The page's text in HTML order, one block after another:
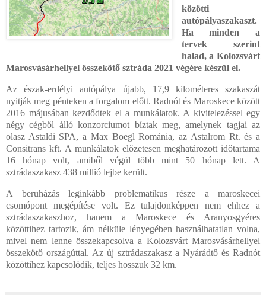
közötti
autópályaszakaszt.
Ha minden a
tervek szerint
halad, a Kolozsvárt
Marosvásárhellyel összekötő sztráda 2021 végére készül el.
Az észak-erdélyi autópálya újabb, 17,9 kilométeres szakaszát
nyitják meg pénteken a forgalom előtt. Radnót és Maroskece között
2016 májusában kezdődtek el a munkálatok. A kivitelezéssel egy
négy cégből álló konzorciumot bíztak meg, amelynek tagjai az
olasz Astaldi SPA, a Max Boegl Románia, az Astalrom Rt. és a
Consitrans kft. A munkálatok előzetesen meghatározott időtartama
16 hónap volt, amiből végül több mint 50 hónap lett. A
sztrádaszakasz 438 millió lejbe került.
A beruházás leginkább problematikus része a maroskecei
csomópont megépítése volt. Ez tulajdonképpen nem ehhez a
sztrádaszakaszhoz, hanem a Maroskece és Aranyosgyéres
közöttihez tartozik, ám nélküle lényegében használhatatlan volna,
mivel nem lenne összekapcsolva a Kolozsvárt Marosvásárhellyel
összekötő országúttal. Az új sztrádaszakasz a Nyárádtő és Radnót
közöttihez kapcsolódik, teljes hosszuk 32 km.